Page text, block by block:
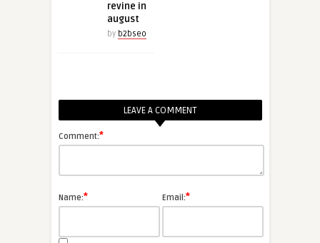
revine in
august
by b2bseo
LEAVE A COMMENT
Comment:*
Name:* Email:*